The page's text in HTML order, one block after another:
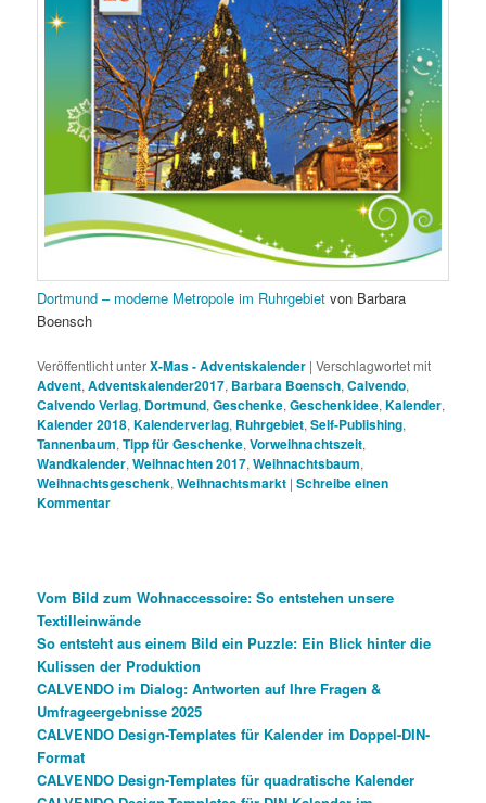
Dortmund – moderne Metropole im Ruhrgebiet von Barbara
Boensch
Veröffentlicht unterX-Mas - Adventskalender |Verschlagwortet mit
Advent,Adventskalender2017, Barbara Boensch,Calvendo,
Calvendo Verlag, Dortmund,Geschenke,Geschenkidee,Kalender,
Kalender 2018,Kalenderverlag, Ruhrgebiet,Self-Publishing,
Tannenbaum,Tipp für Geschenke,Vorweihnachtszeit,
Wandkalender,Weihnachten 2017,Weihnachtsbaum,
Weihnachtsgeschenk,Weihnachtsmarkt |Schreibe einen
Kommentar
Vom Bild zum Wohnaccessoire: So entstehen unsere
Textilleinwände
So entsteht aus einem Bild ein Puzzle: Ein Blick hinter die
Kulissen der Produktion
CALVENDO im Dialog: Antworten auf Ihre Fragen &
Umfrageergebnisse 2025
CALVENDO Design-Templates für Kalender im Doppel-DIN-
Format
CALVENDO Design-Templates für quadratische Kalender